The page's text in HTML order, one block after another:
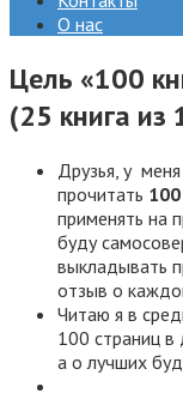
О нас
Цель «100
(25 книга из
Друзья, у
прочитать
применять на
буду
выкладывать
отзыв о
Читаю я в
100 страниц в
а о лучших